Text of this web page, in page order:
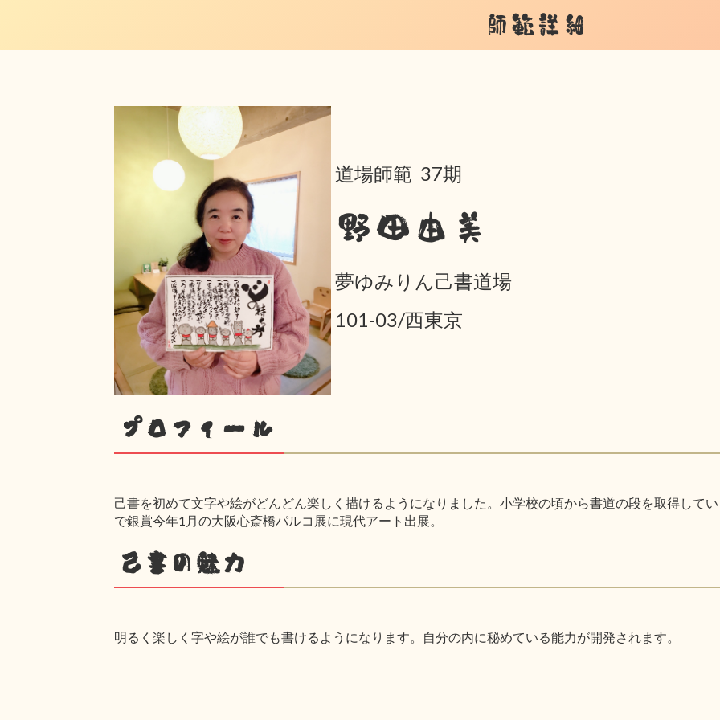
師範詳細
道場師範 37期
野田由美
夢ゆみりん己書道場
101-03/西東京
プロフィール
己書を初めて文字や絵がどんどん楽しく描けるようになりました。小学校の頃から書道の段を取得して
で銀賞今年1月の大阪心斎橋パルコ展に現代アート出展。
己書の魅力
明るく楽しく字や絵が誰でも書けるようになります。自分の内に秘めている能力が開発されます。